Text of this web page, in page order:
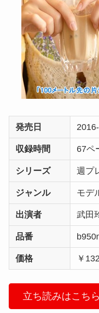
発売日
収録時間 67ペ
シリーズ 週プ
ジャンル モ
出演者 武田
品番
価格 ￥
立ち読みはこちら